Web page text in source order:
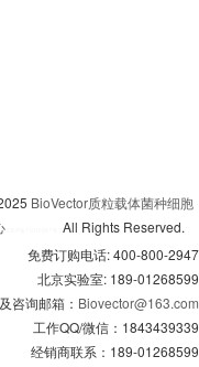
BioVector质粒载体菌种细胞
All Rights Reserved.
免费订购电话: 400-800-2947
北京实验室: 189-01268599
咨询邮箱： Biovector@163.com
工作QQ/微信：1843439339
经销商联系：189-01268599